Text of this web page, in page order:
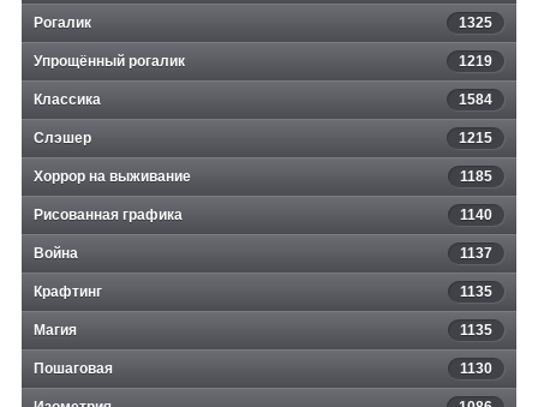
Рогалик 1325
Упрощённый рогалик 1219
Классика 1584
Слэшер 1215
Хоррор на выживание 1185
Рисованная графика 1140
Война 1137
Крафтинг 1135
Магия 1135
Пошаговая 1130